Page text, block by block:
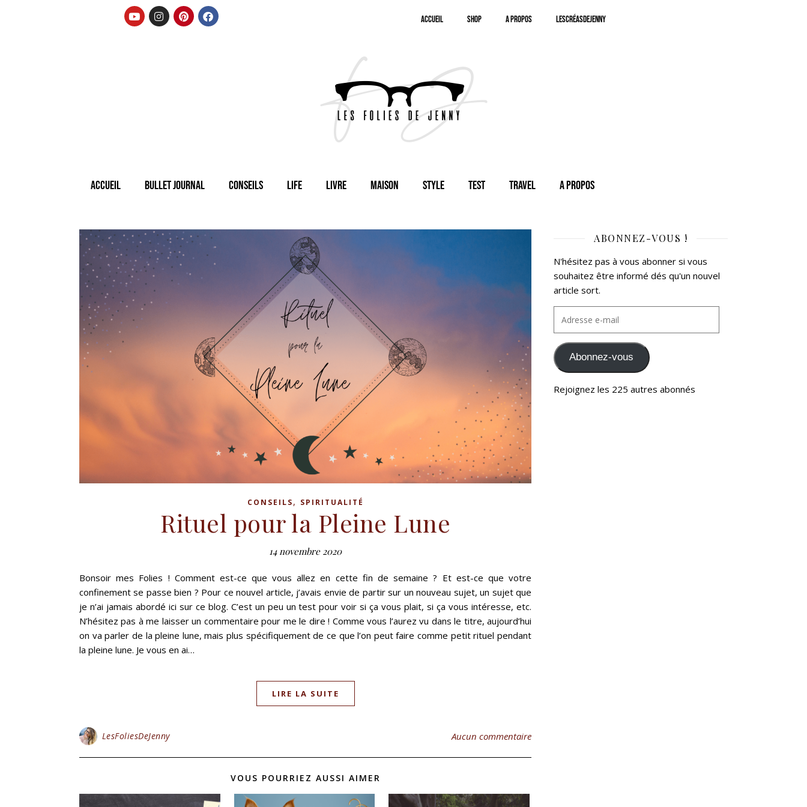
Accueil SHOP A Propos LesCréasdeJenny
Accueil Bullet Journal Conseils Life Livre Maison Style Test Travel A Propos
CONSEILS, SPIRITUALITÉ
Rituel pour la Pleine Lune
14 novembre 2020
Bonsoir mes Folies ! Comment est-ce que vous allez en cette fin de semaine ? Et est-ce que votre
confinement se passe bien ? Pour ce nouvel article, j’avais envie de partir sur un nouveau sujet, un sujet que
je n’ai jamais abordé ici sur ce blog. C’est un peu un test pour voir si ça vous plait, si ça vous intéresse, etc.
N’hésitez pas à me laisser un commentaire pour me le dire ! Comme vous l’aurez vu dans le titre, aujourd’hui
on va parler de la pleine lune, mais plus spécifiquement de ce que l’on peut faire comme petit rituel pendant
la pleine lune. Je vous en ai…
LIRE LA SUITE
LesFoliesDeJenny Aucun commentaire
VOUS POURRIEZ AUSSI AIMER
ABONNEZ-VOUS !
N'hésitez pas à vous abonner si vous
souhaitez être informé dés qu'un nouvel
article sort.
Abonnez-vous
Rejoignez les 225 autres abonnés